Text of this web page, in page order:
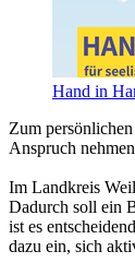
Hand in
Zum
Anspruch
Im Landkreis
Dadurch soll ein
ist es
dazu ein, sich